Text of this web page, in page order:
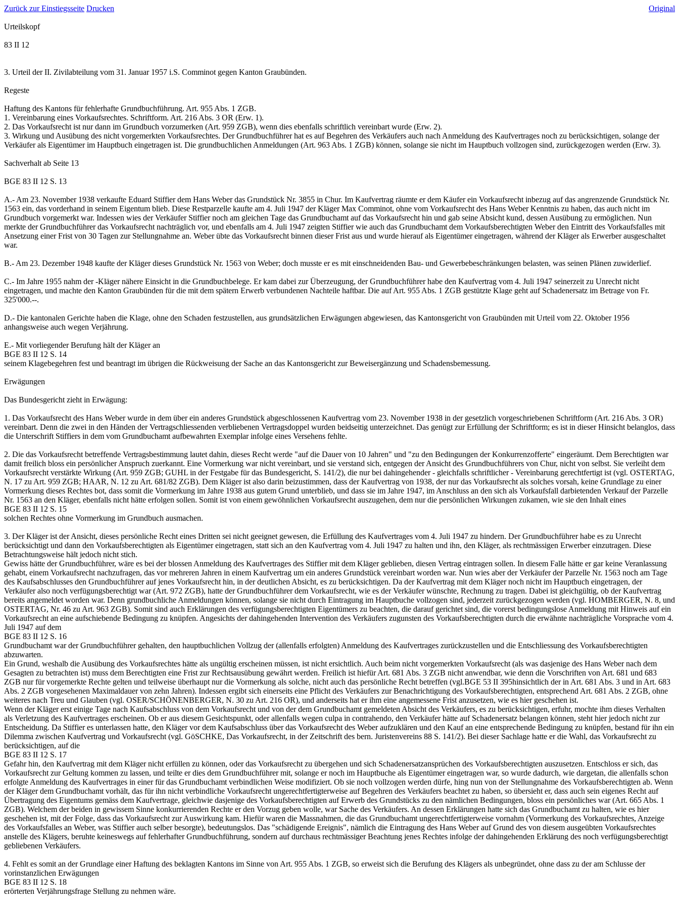
Zurück zur Einstiegsseite Drucken Original
Urteilskopf
83 II 12
3. Urteil der II. Zivilabteilung vom 31. Januar 1957 i.S. Comminot gegen Kanton Graubünden.
Regeste
Haftung des Kantons für fehlerhafte Grundbuchführung. Art. 955 Abs. 1 ZGB.
1. Vereinbarung eines Vorkaufsrechtes. Schriftform. Art. 216 Abs. 3 OR (Erw. 1).
2. Das Vorkaufsrecht ist nur dann im Grundbuch vorzumerken (Art. 959 ZGB), wenn dies ebenfalls schriftlich vereinbart wurde (Erw. 2).
3. Wirkung und Ausübung des nicht vorgemerkten Vorkaufsrechtes. Der Grundbuchführer hat es auf Begehren des Verkäufers auch nach Anmeldung des Kaufvertrages noch zu berücksichtigen, solange der
Verkäufer als Eigentümer im Hauptbuch eingetragen ist. Die grundbuchlichen Anmeldungen (Art. 963 Abs. 1 ZGB) können, solange sie nicht im Hauptbuch vollzogen sind, zurückgezogen werden (Erw. 3).
Sachverhalt ab Seite 13
BGE 83 II 12 S. 13
A.- Am 23. November 1938 verkaufte Eduard Stiffier dem Hans Weber das Grundstück Nr. 3855 in Chur. Im Kaufvertrag räumte er dem Käufer ein Vorkaufsrecht inbezug auf das angrenzende Grundstück Nr.
1563 ein, das vorderhand in seinem Eigentum blieb. Diese Restparzelle kaufte am 4. Juli 1947 der Kläger Max Comminot, ohne vom Vorkaufsrecht des Hans Weber Kenntnis zu haben, das auch nicht im
Grundbuch vorgemerkt war. Indessen wies der Verkäufer Stiffier noch am gleichen Tage das Grundbuchamt auf das Vorkaufsrecht hin und gab seine Absicht kund, dessen Ausübung zu ermöglichen. Nun
merkte der Grundbuchführer das Vorkaufsrecht nachträglich vor, und ebenfalls am 4. Juli 1947 zeigten Stiffier wie auch das Grundbuchamt dem Vorkaufsberechtigten Weber den Eintritt des Vorkaufsfalles mit
Ansetzung einer Frist von 30 Tagen zur Stellungnahme an. Weber übte das Vorkaufsrecht binnen dieser Frist aus und wurde hierauf als Eigentümer eingetragen, während der Kläger als Erwerber ausgeschaltet
war.
B.- Am 23. Dezember 1948 kaufte der Kläger dieses Grundstück Nr. 1563 von Weber; doch musste er es mit einschneidenden Bau- und Gewerbebeschränkungen belasten, was seinen Plänen zuwiderlief.
C.- Im Jahre 1955 nahm der -Kläger nähere Einsicht in die Grundbuchbelege. Er kam dabei zur Überzeugung, der Grundbuchführer habe den Kaufvertrag vom 4. Juli 1947 seinerzeit zu Unrecht nicht
eingetragen, und machte den Kanton Graubünden für die mit dem spätern Erwerb verbundenen Nachteile haftbar. Die aufArt. 955 Abs. 1 ZGB gestützte Klage geht auf Schadenersatz im Betrage von Fr.
325'000.--.
D.- Die kantonalen Gerichte haben die Klage, ohne den Schaden festzustellen, aus grundsätzlichen Erwägungen abgewiesen, das Kantonsgericht von Graubünden mit Urteil vom 22. Oktober 1956
anhangsweise auch wegen Verjährung.
E.- Mit vorliegender Berufung hält der Kläger an
BGE 83 II 12 S. 14
seinem Klagebegehren fest und beantragt im übrigen die Rückweisung der Sache an das Kantonsgericht zur Beweisergänzung und Schadensbemessung.
Erwägungen
Das Bundesgericht zieht in Erwägung:
1. Das Vorkaufsrecht des Hans Weber wurde in dem über ein anderes Grundstück abgeschlossenen Kaufvertrag vom 23. November 1938 in der gesetzlich vorgeschriebenen Schriftform (Art. 216 Abs. 3 OR)
vereinbart. Denn die zwei in den Händen der Vertragschliessenden verbliebenen Vertragsdoppel wurden beidseitig unterzeichnet. Das genügt zur Erfüllung der Schriftform; es ist in dieser Hinsicht belanglos, dass
die Unterschrift Stiffiers in dem vom Grundbuchamt aufbewahrten Exemplar infolge eines Versehens fehlte.
2. Die das Vorkaufsrecht betreffende Vertragsbestimmung lautet dahin, dieses Recht werde "auf die Dauer von 10 Jahren" und "zu den Bedingungen der Konkurrenzofferte" eingeräumt. Dem Berechtigten war
damit freilich bloss ein persönlicher Anspruch zuerkannt. Eine Vormerkung war nicht vereinbart, und sie verstand sich, entgegen der Ansicht des Grundbuchführers von Chur, nicht von selbst. Sie verleiht dem
Vorkaufsrecht verstärkte Wirkung (Art. 959 ZGB; GUHL in der Festgabe für das Bundesgericht, S. 141/2), die nur bei dahingehender - gleichfalls schriftlicher - Vereinbarung gerechtfertigt ist (vgl. OSTERTAG,
N. 17 zu Art. 959 ZGB; HAAR, N. 12 zu Art. 681/82 ZGB). Dem Kläger ist also darin beizustimmen, dass der Kaufvertrag von 1938, der nur das Vorkaufsrecht als solches vorsah, keine Grundlage zu einer
Vormerkung dieses Rechtes bot, dass somit die Vormerkung im Jahre 1938 aus gutem Grund unterblieb, und dass sie im Jahre 1947, im Anschluss an den sich als Vorkaufsfall darbietenden Verkauf der Parzelle
Nr. 1563 an den Kläger, ebenfalls nicht hätte erfolgen sollen. Somit ist von einem gewöhnlichen Vorkaufsrecht auszugehen, dem nur die persönlichen Wirkungen zukamen, wie sie den Inhalt eines
BGE 83 II 12 S. 15
solchen Rechtes ohne Vormerkung im Grundbuch ausmachen.
3. Der Kläger ist der Ansicht, dieses persönliche Recht eines Dritten sei nicht geeignet gewesen, die Erfüllung des Kaufvertrages vom 4. Juli 1947 zu hindern. Der Grundbuchführer habe es zu Unrecht
berücksichtigt und dann den Vorkaufsberechtigten als Eigentümer eingetragen, statt sich an den Kaufvertrag vom 4. Juli 1947 zu halten und ihn, den Kläger, als rechtmässigen Erwerber einzutragen. Diese
Betrachtungsweise hält jedoch nicht stich.
Gewiss hätte der Grundbuchführer, wäre es bei der blossen Anmeldung des Kaufvertrages des Stiffier mit dem Kläger geblieben, diesen Vertrag eintragen sollen. In diesem Falle hätte er gar keine Veranlassung
gehabt, einem Vorkaufsrecht nachzufragen, das vor mehreren Jahren in einem Kaufvertrag um ein anderes Grundstück vereinbart worden war. Nun wies aber der Verkäufer der Parzelle Nr. 1563 noch am Tage
des Kaufsabschlusses den Grundbuchführer auf jenes Vorkaufsrecht hin, in der deutlichen Absicht, es zu berücksichtigen. Da der Kaufvertrag mit dem Kläger noch nicht im Hauptbuch eingetragen, der
Verkäufer also noch verfügungsberechtigt war (Art. 972 ZGB), hatte der Grundbuchführer dem Vorkaufsrecht, wie es der Verkäufer wünschte, Rechnung zu tragen. Dabei ist gleichgültig, ob der Kaufvertrag
bereits angemeldet worden war. Denn grundbuchliche Anmeldungen können, solange sie nicht durch Eintragung im Hauptbuche vollzogen sind, jederzeit zurückgezogen werden (vgl. HOMBERGER, N. 8, und
OSTERTAG, Nr. 46 zu Art. 963 ZGB). Somit sind auch Erklärungen des verfügungsberechtigten Eigentümers zu beachten, die darauf gerichtet sind, die vorerst bedingungslose Anmeldung mit Hinweis auf ein
Vorkaufsrecht an eine aufschiebende Bedingung zu knüpfen. Angesichts der dahingehenden Intervention des Verkäufers zugunsten des Vorkaufsberechtigten durch die erwähnte nachträgliche Vorsprache vom 4.
Juli 1947 auf dem
BGE 83 II 12 S. 16
Grundbuchamt war der Grundbuchführer gehalten, den hauptbuchlichen Vollzug der (allenfalls erfolgten) Anmeldung des Kaufvertrages zurückzustellen und die Entschliessung des Vorkaufsberechtigten
abzuwarten.
Ein Grund, weshalb die Ausübung des Vorkaufsrechtes hätte als ungültig erscheinen müssen, ist nicht ersichtlich. Auch beim nicht vorgemerkten Vorkaufsrecht (als was dasjenige des Hans Weber nach dem
Gesagten zu betrachten ist) muss dem Berechtigten eine Frist zur Rechtsausübung gewährt werden. Freilich ist hiefürArt. 681 Abs. 3 ZGB nicht anwendbar, wie denn die Vorschriften von Art. 681 und 683
ZGB nur für vorgemerkte Rechte gelten und teilweise überhaupt nur die Vormerkung als solche, nicht auch das persönliche Recht betreffen (vgl.BGE 53 II 395hinsichtlich der in Art. 681 Abs. 3 und in Art. 683
Abs. 2 ZGB vorgesehenen Maximaldauer von zehn Jahren). Indessen ergibt sich einerseits eine Pflicht des Verkäufers zur Benachrichtigung des Vorkaufsberechtigten, entsprechend Art. 681 Abs. 2 ZGB, ohne
weiteres nach Treu und Glauben (vgl. OSER/SCHÖNENBERGER, N. 30 zu Art. 216 OR), und anderseits hat er ihm eine angemessene Frist anzusetzen, wie es hier geschehen ist.
Wenn der Kläger erst einige Tage nach Kaufsabschluss von dem Vorkaufsrecht und von der dem Grundbuchamt gemeldeten Absicht des Verkäufers, es zu berücksichtigen, erfuhr, mochte ihm dieses Verhalten
als Verletzung des Kaufvertrages erscheinen. Ob er aus diesem Gesichtspunkt, oder allenfalls wegen culpa in contrahendo, den Verkäufer hätte auf Schadenersatz belangen können, steht hier jedoch nicht zur
Entscheidung. Da Stiffier es unterlassen hatte, den Kläger vor dem Kaufsabschluss über das Vorkaufsrecht des Weber aufzuklären und den Kauf an eine entsprechende Bedingung zu knüpfen, bestand für ihn ein
Dilemma zwischen Kaufvertrag und Vorkaufsrecht (vgl. GöSCHKE, Das Vorkaufsrecht, in der Zeitschrift des bern. Juristenvereins 88 S. 141/2). Bei dieser Sachlage hatte er die Wahl, das Vorkaufsrecht zu
berücksichtigen, auf die
BGE 83 II 12 S. 17
Gefahr hin, den Kaufvertrag mit dem Kläger nicht erfüllen zu können, oder das Vorkaufsrecht zu übergehen und sich Schadenersatzansprüchen des Vorkaufsberechtigten auszusetzen. Entschloss er sich, das
Vorkaufsrecht zur Geltung kommen zu lassen, und teilte er dies dem Grundbuchführer mit, solange er noch im Hauptbuche als Eigentümer eingetragen war, so wurde dadurch, wie dargetan, die allenfalls schon
erfolgte Anmeldung des Kaufvertrages in einer für das Grundbuchamt verbindlichen Weise modifiziert. Ob sie noch vollzogen werden dürfe, hing nun von der Stellungnahme des Vorkaufsberechtigten ab. Wenn
der Kläger dem Grundbuchamt vorhält, das für ihn nicht verbindliche Vorkaufsrecht ungerechtfertigterweise auf Begehren des Verkäufers beachtet zu haben, so übersieht er, dass auch sein eigenes Recht auf
Übertragung des Eigentums gemäss dem Kaufvertrage, gleichwie dasjenige des Vorkaufsberechtigten auf Erwerb des Grundstücks zu den nämlichen Bedingungen, bloss ein persönliches war (Art. 665 Abs. 1
ZGB). Welchem der beiden in gewissem Sinne konkurrierenden Rechte er den Vorzug geben wolle, war Sache des Verkäufers. An dessen Erklärungen hatte sich das Grundbuchamt zu halten, wie es hier
geschehen ist, mit der Folge, dass das Vorkaufsrecht zur Auswirkung kam. Hiefür waren die Massnahmen, die das Grundbuchamt ungerechtfertigterweise vornahm (Vormerkung des Vorkaufsrechtes, Anzeige
des Vorkaufsfalles an Weber, was Stiffier auch selber besorgte), bedeutungslos. Das "schädigende Ereignis", nämlich die Eintragung des Hans Weber auf Grund des von diesem ausgeübten Vorkaufsrechtes
anstelle des Klägers, beruhte keineswegs auf fehlerhafter Grundbuchführung, sondern auf durchaus rechtmässiger Beachtung jenes Rechtes infolge der dahingehenden Erklärung des noch verfügungsberechtigt
gebliebenen Verkäufers.
4. Fehlt es somit an der Grundlage einer Haftung des beklagten Kantons im Sinne von Art. 955 Abs. 1 ZGB, so erweist sich die Berufung des Klägers als unbegründet, ohne dass zu der am Schlusse der
vorinstanzlichen Erwägungen
BGE 83 II 12 S. 18
erörterten Verjährungsfrage Stellung zu nehmen wäre.